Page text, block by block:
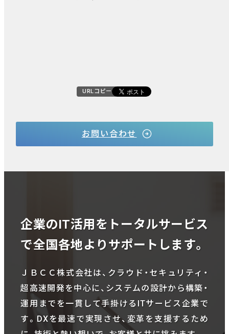
URLコピー
お問い合わせ
企業のIT活用をトータルサービス
で全国各地よりサポートします。
ＪＢＣＣ株式会社は、クラウド・セキュリティ・
超高速開発を中心に、システムの設計から構築・
運用までを一貫して手掛けるITサービス企業で
す。DXを最速で実現させ、変革を支援するため